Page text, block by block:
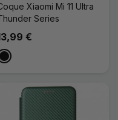
Xiaomi Mi 11 Ultra
Series
€